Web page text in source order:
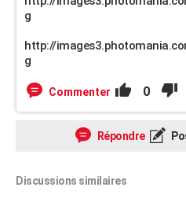
g
http://
g
Commenter 0
Répondre
Discussions similaires